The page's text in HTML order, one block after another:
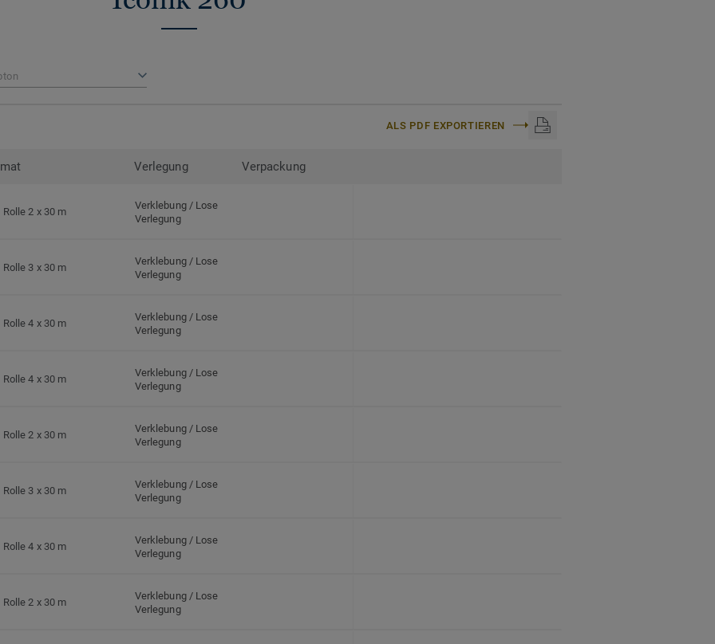
ALS PDF EXPORTIEREN
Verlegung Verpackung
Rolle 2 x 30 m
Verklebung / Lose
Verlegung
Rolle 3 x 30 m
Verklebung / Lose
Verlegung
Rolle 4 x 30 m
Verklebung / Lose
Verlegung
Rolle 4 x 30 m
Verklebung / Lose
Verlegung
Rolle 2 x 30 m
Verklebung / Lose
Verlegung
Rolle 3 x 30 m
Verklebung / Lose
Verlegung
Rolle 4 x 30 m
Verklebung / Lose
Verlegung
Rolle 2 x 30 m
Verklebung / Lose
Verlegung